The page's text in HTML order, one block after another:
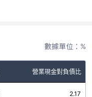
數據單位：%
營業現金對負債比
2.17